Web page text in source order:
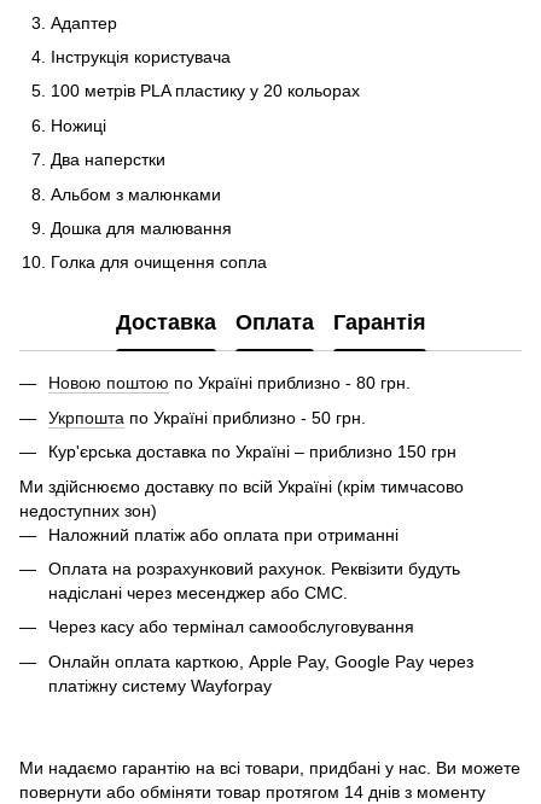
Адаптер
Інструкція користувача
100 метрів PLA пластику у 20 кольорах
Ножиці
Два наперстки
Альбом з малюнками
Дошка для малювання
Голка для очищення сопла
Доставка Оплата Гарантія
Новою поштою по Україні приблизно - 80 грн.
Укрпошта по Україні приблизно - 50 грн.
Кур'єрська доставка по Україні – приблизно 150 грн
Ми здійснюємо доставку по всій Україні (крім тимчасово
недоступних зон)
Наложний платіж або оплата при отриманні
Оплата на розрахунковий рахунок. Реквізити будуть
надіслані через месенджер або СМС.
Через касу або термінал самообслуговування
Онлайн оплата карткою, Apple Pay, Google Pay через
платіжну систему Wayforpay
Ми надаємо гарантію на всі товари, придбані у нас. Ви можете
повернути або обміняти товар протягом 14 днів з моменту